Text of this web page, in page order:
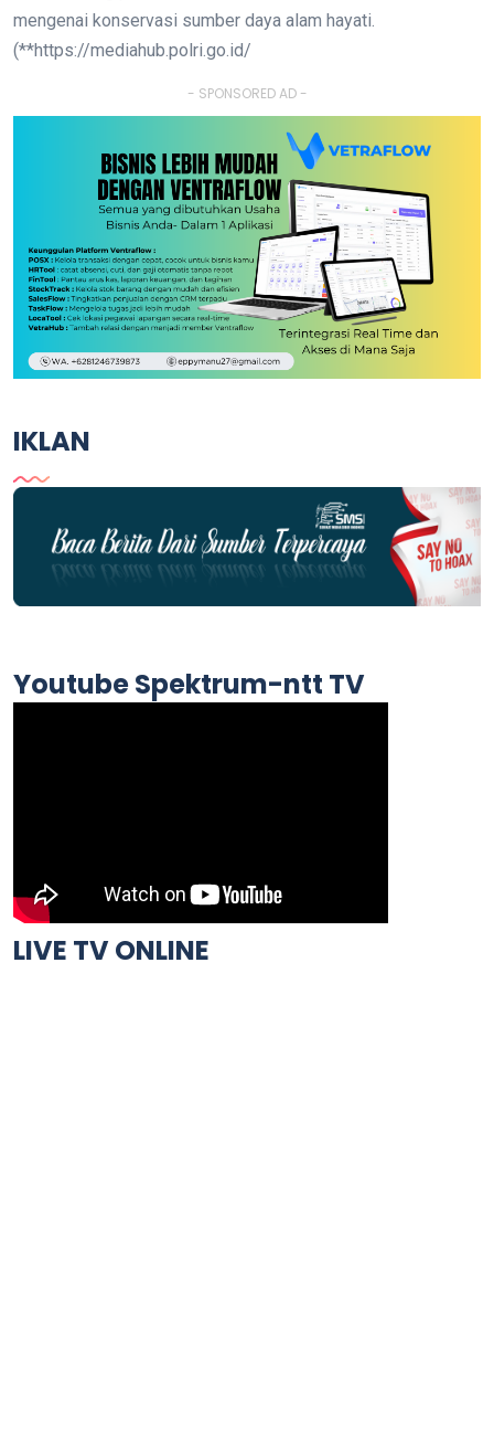
mengenai konservasi sumber daya alam hayati.
(**https://mediahub.polri.go.id/
- SPONSORED AD -
IKLAN
Youtube Spektrum-ntt TV
LIVE TV ONLINE